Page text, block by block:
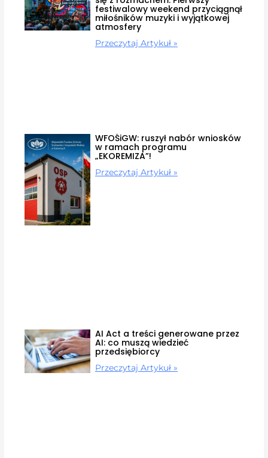
festiwalowy weekend przyciągnął
miłośników muzyki i wyjątkowej
atmosfery
Przeczytaj Artykuł »
WFOŚiGW: ruszył nabór wniosków
w ramach programu
„EKOREMIZA”!
Przeczytaj Artykuł »
AI Act a treści generowane przez
AI: co muszą wiedzieć
przedsiębiorcy
Przeczytaj Artykuł »